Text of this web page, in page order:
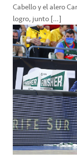
Cabello y el alero
logro, junto […]